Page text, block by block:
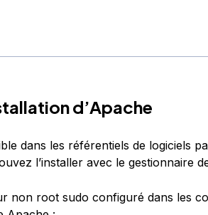
d’Apache
dans les référentiels de logiciels
l’installer avec le gestionnaire
non root sudo configuré dans les